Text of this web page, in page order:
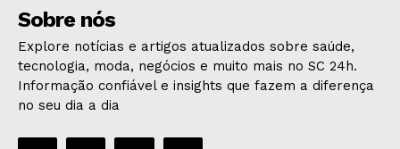
Sobre nós
Explore notícias e artigos atualizados sobre saúde,
tecnologia, moda, negócios e muito mais no SC 24h.
Informação confiável e insights que fazem a diferença
no seu dia a dia